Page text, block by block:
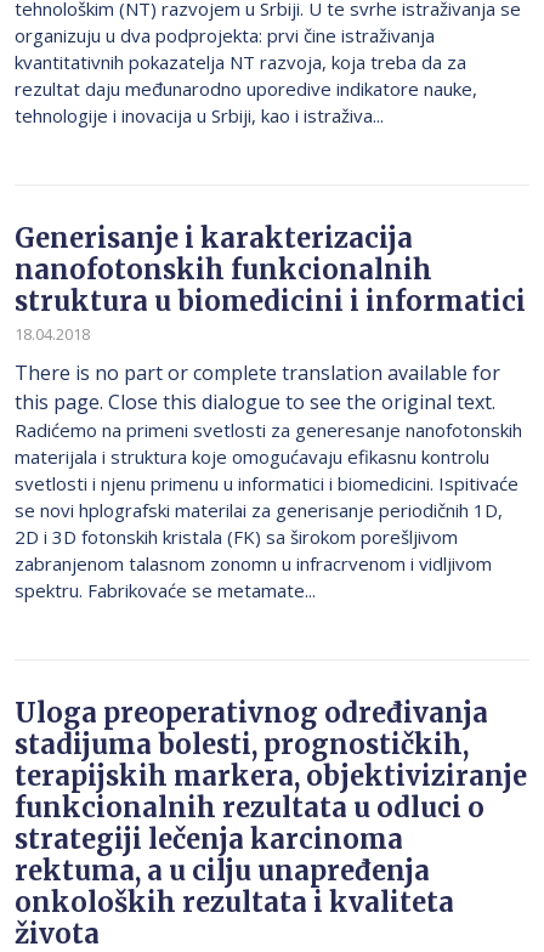
tehnološkim (NT) razvojem u Srbiji. U te svrhe istraživanja se
organizuju u dva podprojekta: prvi čine istraživanja
kvantitativnih pokazatelja NT razvoja, koja treba da za
rezultat daju međunarodno uporedive indikatore nauke,
tehnologije i inovacija u Srbiji, kao i istraživa...
Generisanje i karakterizacija
nanofotonskih funkcionalnih
struktura u biomedicini i informatici
18.04.2018
There is no part or complete translation available for
this page. Close this dialogue to see the original text.
Radićemo na primeni svetlosti za generesanje nanofotonskih
materijala i struktura koje omogućavaju efikasnu kontrolu
svetlosti i njenu primenu u informatici i biomedicini. Ispitivaće
se novi hplografski materilai za generisanje periodičnih 1D,
2D i 3D fotonskih kristala (FK) sa širokom porešljivom
zabranjenom talasnom zonomn u infracrvenom i vidljivom
spektru. Fabrikovaće se metamate...
Uloga preoperativnog određivanja
stadijuma bolesti, prognostičkih,
terapijskih markera, objektiviziranje
funkcionalnih rezultata u odluci o
strategiji lečenja karcinoma
rektuma, a u cilju unapređenja
onkoloških rezultata i kvaliteta
života